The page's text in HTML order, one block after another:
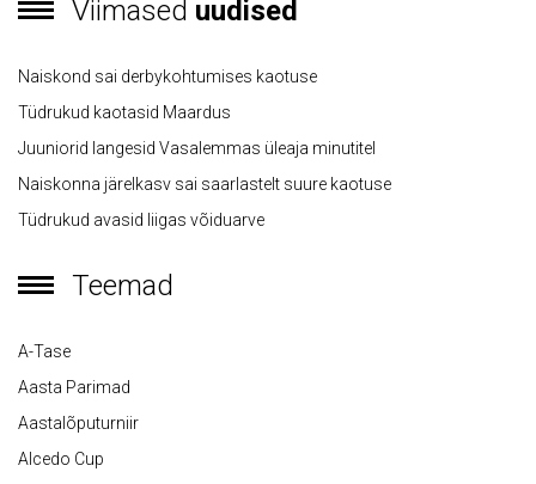
Viimased uudised
Naiskond sai derbykohtumises kaotuse
Tüdrukud kaotasid Maardus
Juuniorid langesid Vasalemmas üleaja minutitel
Naiskonna järelkasv sai saarlastelt suure kaotuse
Tüdrukud avasid liigas võiduarve
Teemad
A-Tase
Aasta Parimad
Aastalõputurniir
Alcedo Cup